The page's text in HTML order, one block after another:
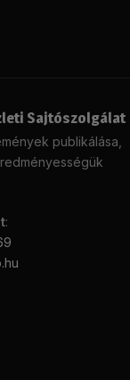
Sajtószolgálat
publikálása,
: